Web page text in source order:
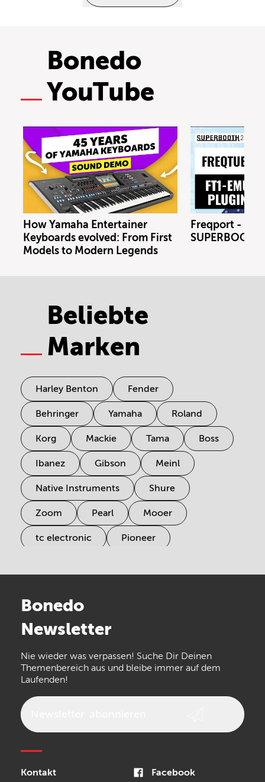
Bonedo
YouTube
How Yamaha Entertainer
Keyboards evolved: From First
Models to Modern Legends
Freqport -
Beliebte
Marken
Harley Benton Fender
Behringer Yamaha Roland
Korg Mackie Tama Boss
Ibanez Gibson Meinl
Native Instruments Shure
Zoom Pearl Mooer
tc electronic Pioneer
Arturia
the t.bone
Walrus Audio Epiphone
Bonedo
Newsletter
Nie wieder was verpassen! Suche Dir Deinen
Themenbereich aus und bleibe immer auf dem
Laufenden!
Kontakt Facebook